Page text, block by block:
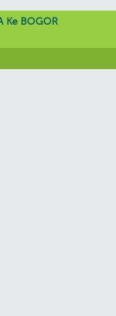
Ke BOGOR